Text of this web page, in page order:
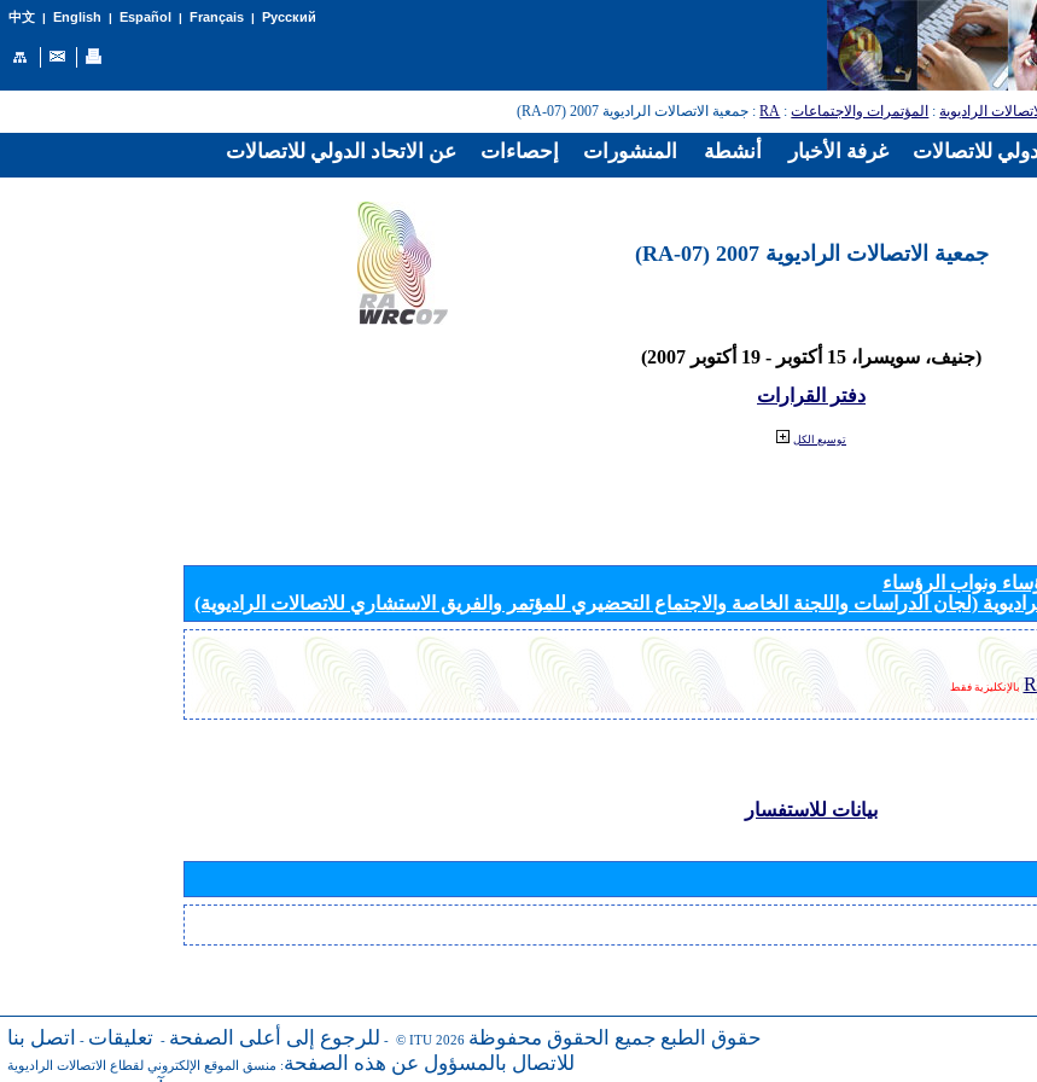
中文| English | Español | Français| Русский
الراديوية: المؤتمرات والاجتماعات:
RA: جمعية الاتصالات الراديوية 2007 (RA-07)
جمعية الاتصالات الراديوية 2007 (RA-07)
(جنيف، سويسرا، 15 أكتوبر - 19 أكتوبر 2007)
دفتر القرارات
توسيع الكل
ونواب الرؤساء
(لجان الدراسات واللجنة الخاصة والاجتماع التحضيري للمؤتمر والفريق الاستشاري للاتصالات الراديوية)
بالإنكليزية فقط
بيانات للاستفسار
للرجوع إلى أعلى الصفحة - تعليقات - اتصل بنا - © ITU 2026 حقوق الطبع جميع الحقوق محفوظة
للاتصال بالمسؤول عن هذه الصفحة: منسق الموقع الإلكتروني لقطاع الاتصالات الراديوية
عن الاتحاد الدولي للاتصالات إحصاءات المنشورات أنشطة غرفة الأخبار للاتصالات